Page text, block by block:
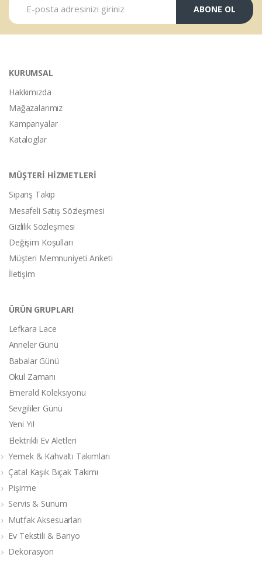
ABONE OL
KURUMSAL
Hakkımızda
Mağazalarımız
Kampanyalar
Kataloglar
MÜŞTERİ HİZMETLERİ
Sipariş Takip
Mesafeli Satış Sözleşmesi
Gizlilik Sözleşmesi
Değişim Koşulları
Müşteri Memnuniyeti Anketi
İletişim
ÜRÜN GRUPLARI
Lefkara Lace
Anneler Günü
Babalar Günü
Okul Zamanı
Emerald Koleksiyonu
Sevgililer Günü
Yeni Yıl
Elektrikli Ev Aletleri
Yemek & Kahvaltı Takımları
Çatal Kaşık Bıçak Takımı
Pişirme
Servis & Sunum
Mutfak Aksesuarları
Ev Tekstili & Banyo
Dekorasyon